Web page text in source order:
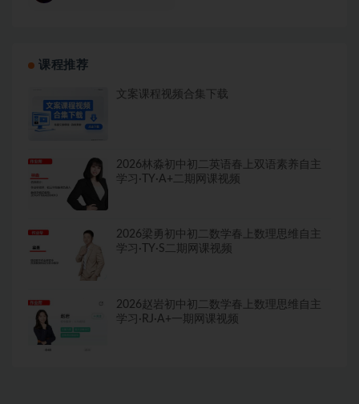
课程推荐
文案课程视频合集下载
2026林淼初中初二英语春上双语素养自主
学习·TY·A+二期网课视频
2026梁勇初中初二数学春上数理思维自主
学习·TY·S二期网课视频
2026赵岩初中初二数学春上数理思维自主
学习·RJ·A+一期网课视频